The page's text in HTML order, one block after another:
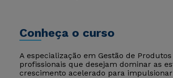
Conheça o curso
A especialização em Gestão de
profissionais que desejam dominar as
crescimento acelerado para